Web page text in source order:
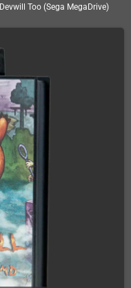
Devwill Too (Sega MegaDrive)